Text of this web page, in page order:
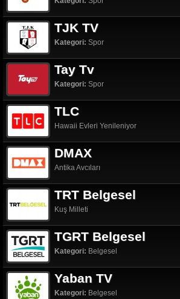
TJK TV
Kategori: Spor
Tay Tv
Kategori: Spor
TLC
Hawaii Evleri Yenileniyor
DMAX
Antika Avcıları
TRT Belgesel
Kuş Milleti
TGRT Belgesel
Kategori: Belgesel
Yaban TV
Kategori: Belgesel